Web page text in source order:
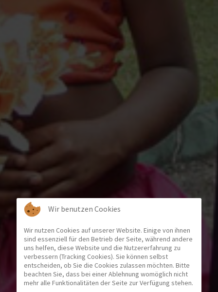
Wir benutzen Cookies
Wir nutzen Cookies auf unserer Website. Einige von ihnen
sind essenziell für den Betrieb der Seite, während andere
uns helfen, diese Website und die Nutzererfahrung zu
verbessern (Tracking Cookies). Sie können selbst
entscheiden, ob Sie die Cookies zulassen möchten. Bitte
beachten Sie, dass bei einer Ablehnung womöglich nicht
mehr alle Funktionalitäten der Seite zur Verfügung stehen.